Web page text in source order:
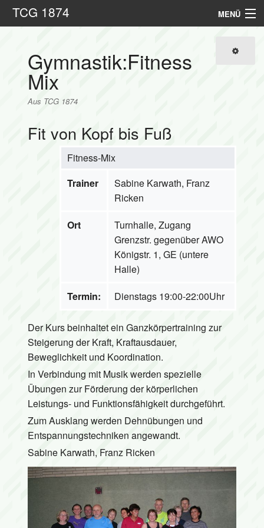
TCG 1874 MENÜ
Sportarten
Kontakt
Suche
Gymnastik:Fitness
Mix
Aus TCG 1874
Fit von Kopf bis Fuß
Fitness-Mix
Trainer
Sabine Karwath, Franz
Ricken
Ort
Turnhalle, Zugang
Grenzstr. gegenüber AWO
Königstr. 1, GE (untere
Halle)
Termin:
Dienstags 19:00-22:00Uhr
Der Kurs beinhaltet ein Ganzkörpertraining zur
Steigerung der Kraft, Kraftausdauer,
Beweglichkeit und Koordination.
In Verbindung mit Musik werden spezielle
Übungen zur Förderung der körperlichen
Leistungs- und Funktionsfähigkeit durchgeführt.
Zum Ausklang werden Dehnübungen und
Entspannungstechniken angewandt.
Sabine Karwath, Franz Ricken